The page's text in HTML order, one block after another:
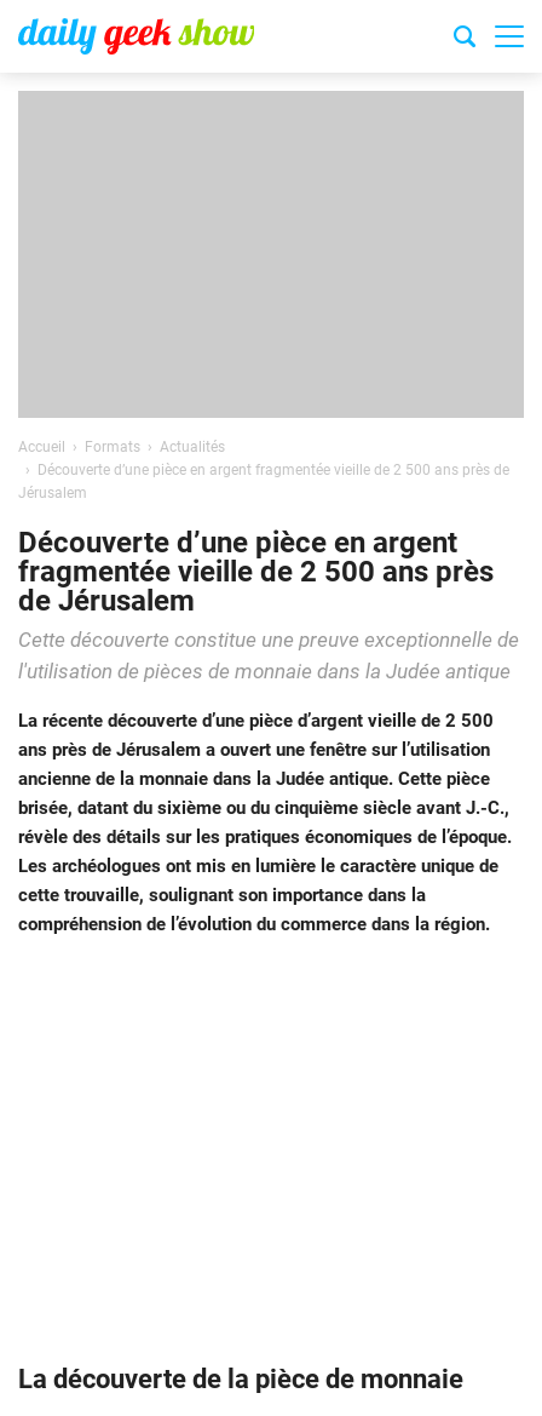
Accueil Formats
Actualités
Découverte d’une pièce en argent fragmentée vieille de 2 500 ans près de
Jérusalem
Découverte d’une pièce en argent
fragmentée vieille de 2 500 ans près
de Jérusalem
Cette découverte constitue une preuve exceptionnelle de
l'utilisation de pièces de monnaie dans la Judée antique
La récente découverte d’une pièce d’argent vieille de 2 500
ans près de Jérusalem a ouvert une fenêtre sur l’utilisation
ancienne de la monnaie dans la Judée antique. Cette pièce
brisée, datant du sixième ou du cinquième siècle avant J.-C.,
révèle des détails sur les pratiques économiques de l’époque.
Les archéologues ont mis en lumière le caractère unique de
cette trouvaille, soulignant son importance dans la
compréhension de l’évolution du commerce dans la région.
La découverte de la pièce de monnaie